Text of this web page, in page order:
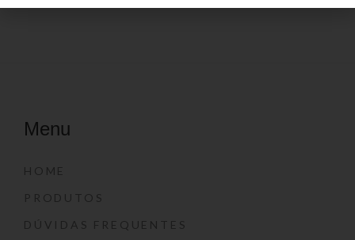
Menu
HOME
PRODUTOS
DÚVIDAS FREQUENTES